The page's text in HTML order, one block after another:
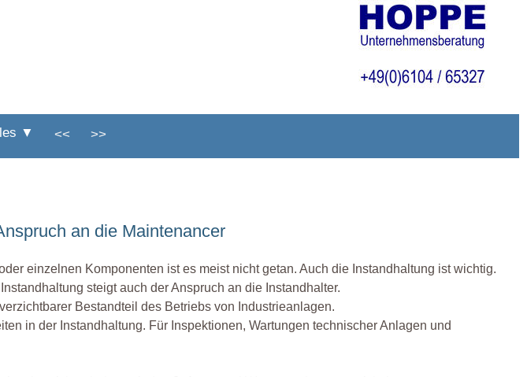
▼ << >>
an die Maintenancer
einzelnen Komponenten ist es meist nicht getan. Auch die Instandhaltung ist wichtig.
steigt auch der Anspruch an die Instandhalter.
Bestandteil des Betriebs von Industrieanlagen.
in der Instandhaltung. Für Inspektionen, Wartungen technischer Anlagen und